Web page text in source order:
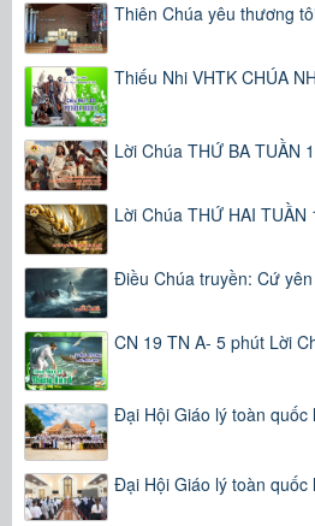
Thiên Chúa yêu thương
Thiếu Nhi VHTK CHÚA
Lời Chúa THỨ BA TUẦN
Lời Chúa THỨ HAI TUẦN
Điều Chúa truyền: Cứ
CN 19 TN A- 5 phút Lời
Đại Hội Giáo lý toàn
Đại Hội Giáo lý toàn